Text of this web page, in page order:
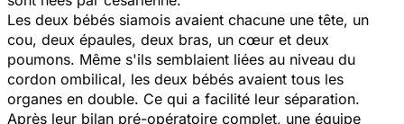
Les deux bébés siamois avaient chacune une tête, un
cou, deux épaules, deux bras, un cœur et deux
poumons. Même s'ils semblaient liées au niveau du
cordon ombilical, les deux bébés avaient tous les
organes en double. Ce qui a facilité leur séparation.
Après leur bilan pré-opératoire complet, une équipe